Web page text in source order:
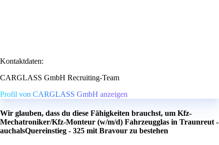
Kontaktdaten:
CARGLASS GmbH Recruiting-Team
Profil von CARGLASS GmbH anzeigen
Wir glauben, dass du diese Fähigkeiten brauchst, um Kfz-
Mechatroniker/Kfz-Monteur (w/m/d) Fahrzeugglas in Traunreut -
auchalsQuereinstieg - 325 mit Bravour zu bestehen